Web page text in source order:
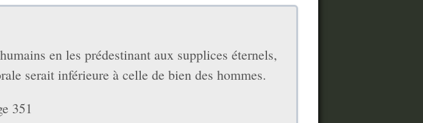
en les prédestinant aux supplices éternels,
serait inférieure à celle de bien des hommes.
351